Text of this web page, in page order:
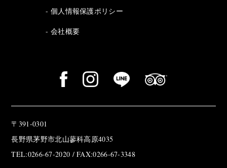
個人情報保護ポリシー
会社概要
〒391-0301
長野県茅野市北山蓼科高原4035
TEL:0266-67-2020 / FAX:0266-67-3348